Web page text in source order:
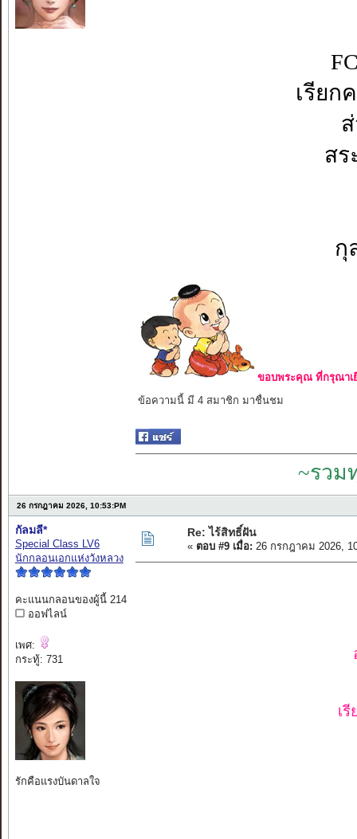
เรียก
สร
กุ
ขอบพระคุณ ที่กรุณาเ
ข้อความนี้ มี 4 สมาชิก มาชื่นชม
~รวม
26 กรกฎาคม 2026, 10:53:PM
กัลมลี*
Special Class LV6
นักกลอนเอกแห่งวังหลวง
คะแนนกลอนของผู้นี้ 214
ออฟไลน์
เพศ:
กระทู้: 731
รักคือแรงบันดาลใจ
Re: ไร้สิทธิ์ฝัน
« ตอบ #9 เมื่อ: 26 กรกฎาคม 2026,
เ